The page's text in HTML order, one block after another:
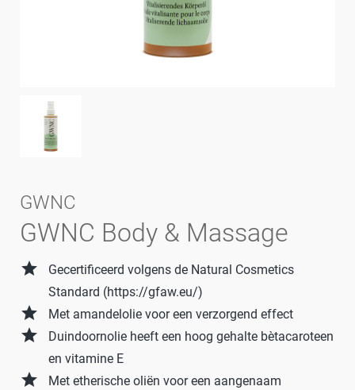
GWNC
GWNC Body & Massage
grade
Gecertificeerd volgens de Natural Cosmetics
Standard (https://gfaw.eu/)
grade Met amandelolie voor een verzorgend effect
grade
Duindoornolie heeft een hoog gehalte bètacaroteen
en vitamine E
grade
Met etherische oliën voor een aangenaam